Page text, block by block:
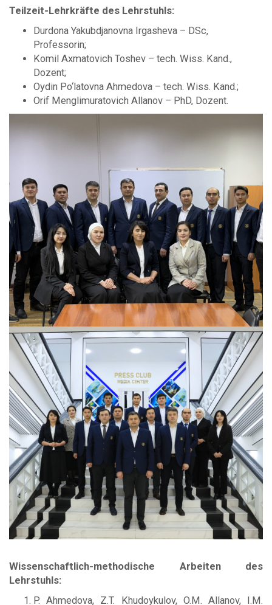
Teilzeit-Lehrkräfte des Lehrstuhls:
Durdona Yakubdjanovna Irgasheva – DSc,
Professorin;
Komil Axmatovich Toshev – tech. Wiss. Kand.,
Dozent;
Oydin Po‘latovna Ahmedova – tech. Wiss. Kand.;
Orif Menglimuratovich Allanov – PhD, Dozent.
Wissenschaftlich-methodische Arbeiten des
Lehrstuhls:
P. Ahmedova, Z.T. Khudoykulov, O.M. Allanov, I.M.